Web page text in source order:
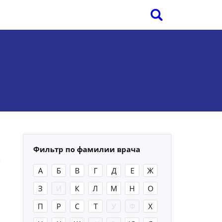
Фильтр по фамилии врача
А Б В Г Д Е
Ж
З
И К Л М Н
О
П
Р С Т У Ф
Х